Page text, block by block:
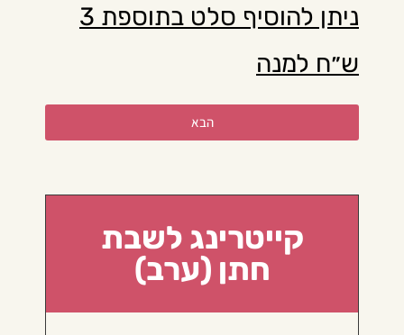
ניתן להוסיף סלט בתוספת 3
ש״ח למנה
הבא
קייטרינג לשבת
חתן (ערב)